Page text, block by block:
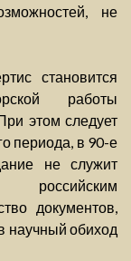
не
становится
работы
этом следует
периода, в 90-е
не служит
российским
документов,
научный обиход